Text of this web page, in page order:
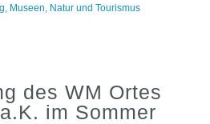
, Museen, Natur und Tourismus
des WM Ortes
im Sommer